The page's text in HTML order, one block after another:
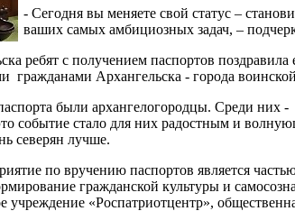
- Сегодня вы меняете свой статус –
ваших самых амбициозных задач, –
ребят с получением паспортов
гражданами Архангельска - города
были архангелогородцы. Среди
событие стало для них радостным и
северян лучше.
по вручению паспортов является
гражданской культуры и
учреждение «Роспатриотцентр»,